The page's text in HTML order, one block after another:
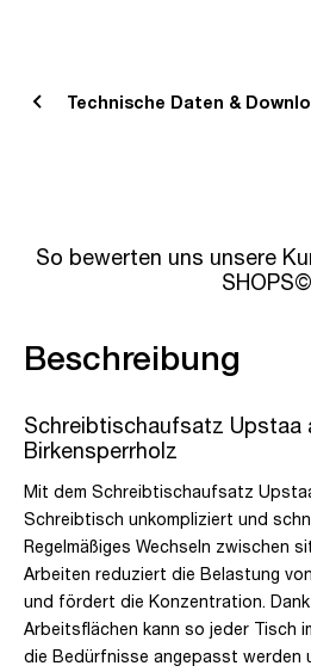
Technische Daten &
So bewerten uns unsere
SHOPS©
Beschreibung
Schreibtischaufsatz Upstaa
Birkensperrholz
Mit dem Schreibtischaufsatz
Schreibtisch unkompliziert und
Regelmäßiges Wechseln zwischen
Arbeiten reduziert die Belastung
und fördert die Konzentration.
Arbeitsflächen kann so jeder Tisch
die Bedürfnisse angepasst werden